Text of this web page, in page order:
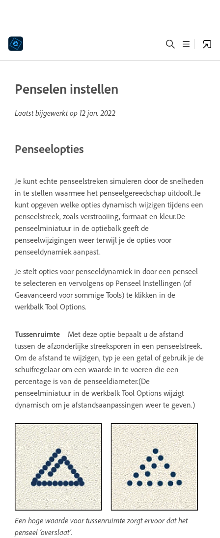
Penselen instellen
Laatst bijgewerkt op 12 jan. 2022
Penseelopties
Je kunt echte penseelstreken simuleren door de snelheden
in te stellen waarmee het penseelgereedschap uitdooft.Je
kunt opgeven welke opties dynamisch wijzigen tijdens een
penseelstreek, zoals verstrooiing, formaat en kleur.De
penseelminiatuur in de optiebalk geeft de
penseelwijzigingen weer terwijl je de opties voor
penseeldynamiek aanpast.
Je stelt opties voor penseeldynamiek in door een penseel
te selecteren en vervolgens op Penseel Instellingen (of
Geavanceerd voor sommige Tools) te klikken in de
werkbalk Tool Options.
Tussenruimte
Met deze optie bepaalt u de afstand
tussen de afzonderlijke streeksporen in een penseelstreek.
Om de afstand te wijzigen, typ je een getal of gebruik je de
schuifregelaar om een waarde in te voeren die een
percentage is van de penseeldiameter.(De
penseelminiatuur in de werkbalk Tool Options wijzigt
dynamisch om je afstandsaanpassingen weer te geven.)
Een hoge waarde voor tussenruimte zorgt ervoor dat het
penseel ‘overslaat’.